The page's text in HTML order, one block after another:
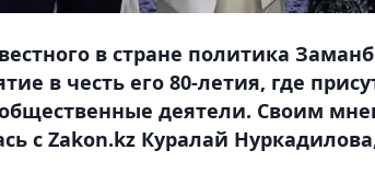
в стране политика
в честь его 80-летия, где
деятели. Своим
с Zakon.kz Куралай